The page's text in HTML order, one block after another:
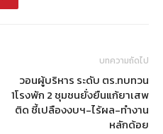
บทความถัดไป
วอนผู้บริหาร ระดับ ตร.ทบทวน
1โรงพัก 2 ชุมชนยั่งยืนแก้ยาเสพ
ติด ชี้เปลืองงบฯ-ไร้ผล-ทำงาน
หลักด้อย